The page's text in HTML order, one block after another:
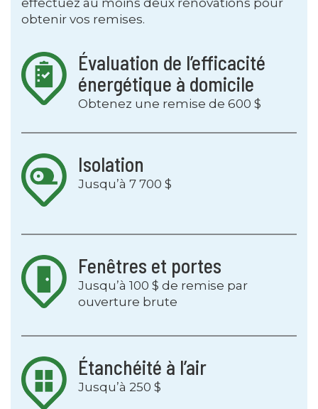
effectuez au moins deux rénovations pour
obtenir vos remises.
Évaluation de l’efficacité
énergétique à domicile
Obtenez une remise de 600 $
Isolation
Jusqu’à 7 700 $
Fenêtres et portes
Jusqu’à 100 $ de remise par
ouverture brute
Étanchéité à l’air
Jusqu’à 250 $